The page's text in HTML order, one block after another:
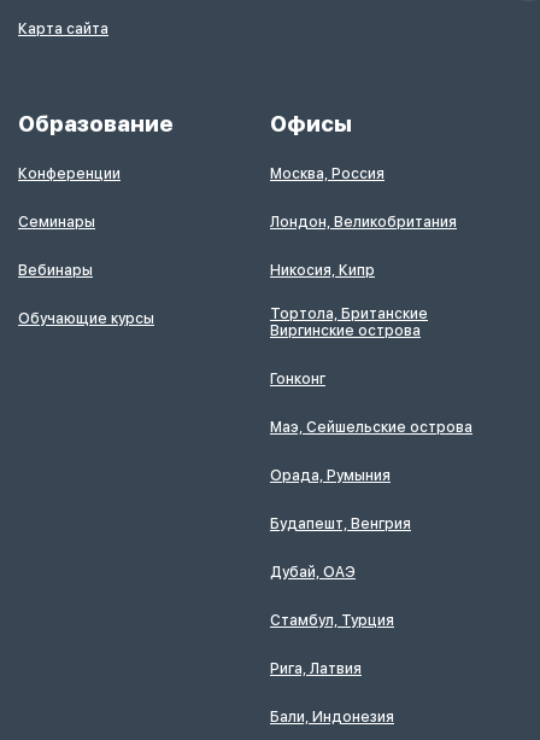
Карта сайта
Образование
Конференции
Семинары
Вебинары
Обучающие курсы
Офисы
Москва, Россия
Лондон, Великобритания
Никосия, Кипр
Тортола, Британские
Виргинские острова
Гонконг
Маэ, Сейшельские острова
Орада, Румыния
Будапешт, Венгрия
Дубай, ОАЭ
Стамбул, Турция
Рига, Латвия
Бали, Индонезия